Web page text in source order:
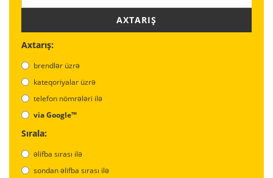
AXTARIŞ
Axtarış:
brendlər üzrə
kateqoriyalar üzrə
telefon nömrələri ilə
via Google™
Sırala:
əlifba sırası ilə
sondan əlifba sırası ilə